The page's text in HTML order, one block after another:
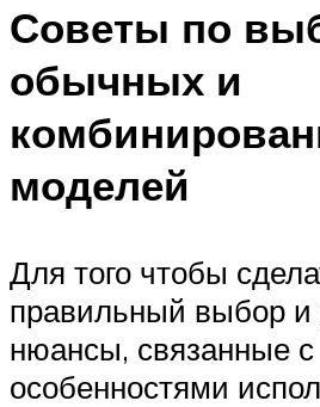
Советы по
обычных и
моделей
Для того чтобы
правильный выбор и
нюансы, связанные с
особенностями